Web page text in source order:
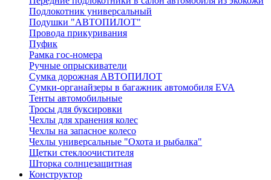
Подлокотник универсальный
Подушки "АВТОПИЛОТ"
Провода прикуривания
Пуфик
Рамка гос-номера
Ручные опрыскиватели
Сумка дорожная АВТОПИЛОТ
Сумки-органайзеры в багажник автомобиля EVA
Тенты автомобильные
Тросы для буксировки
Чехлы для хранения колес
Чехлы на запасное колесо
Чехлы универсальные "Охота и рыбалка"
Щетки стеклоочистителя
Шторка солнцезащитная
Конструктор